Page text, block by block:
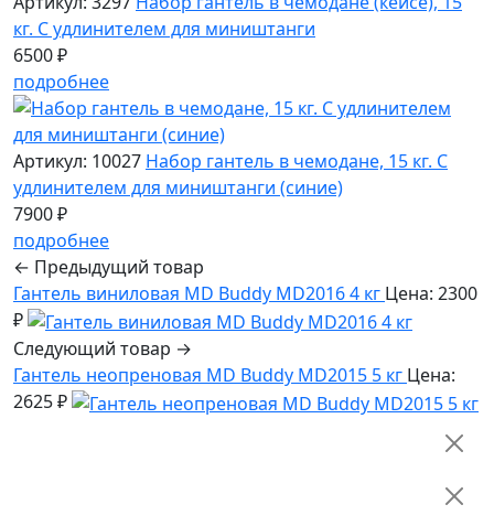
кг. С удлинителем для миништанги
6500 ₽
подробнее
Артикул: 10027 Набор гантель в чемодане, 15 кг. С
удлинителем для миништанги (синие)
7900 ₽
подробнее
← Предыдущий товар
Гантель виниловая MD Buddy MD2016 4 кг Цена: 2300
₽
Следующий товар →
Гантель неопреновая MD Buddy MD2015 5 кг Цена:
2625 ₽